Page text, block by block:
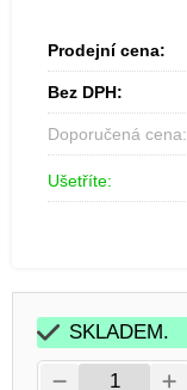
Prodejní cena:
Bez DPH:
Doporučená cena:
Ušetříte:
SKLADEM.